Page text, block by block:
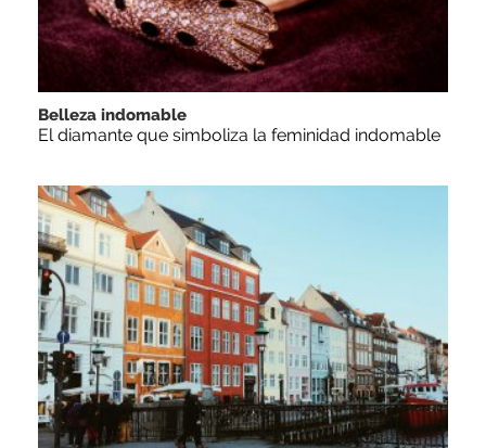
Belleza indomable
El diamante que simboliza la feminidad indomable